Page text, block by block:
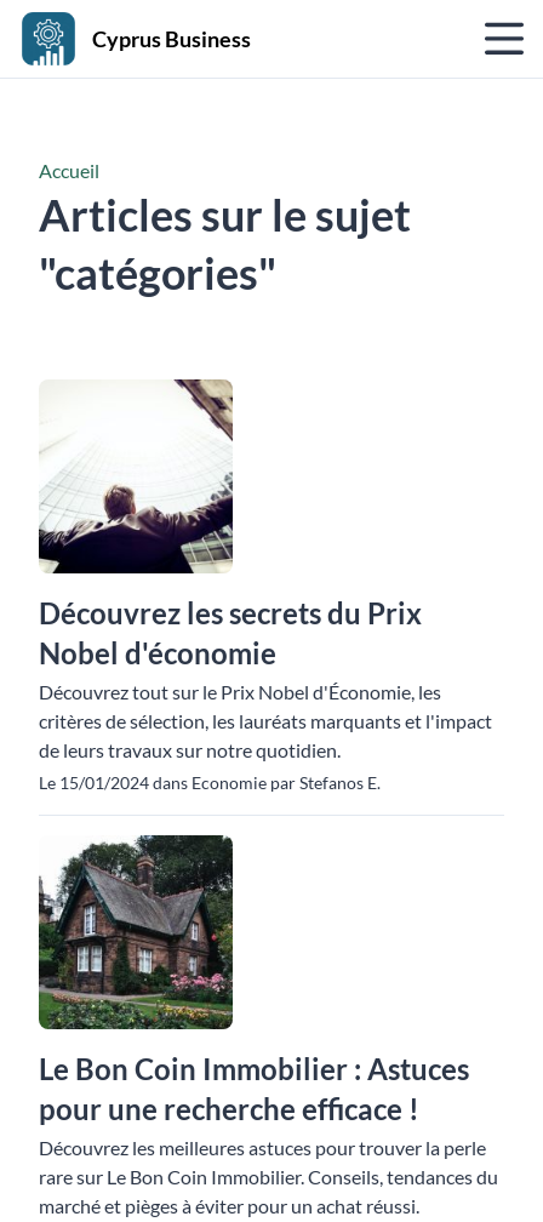
Cyprus Business
Accueil
Articles sur le sujet
"catégories"
Découvrez les secrets du Prix
Nobel d'économie
Découvrez tout sur le Prix Nobel d'Économie, les
critères de sélection, les lauréats marquants et l'impact
de leurs travaux sur notre quotidien.
Le 15/01/2024 dans Economie par Stefanos E.
Le Bon Coin Immobilier : Astuces
pour une recherche efficace !
Découvrez les meilleures astuces pour trouver la perle
rare sur Le Bon Coin Immobilier. Conseils, tendances du
marché et pièges à éviter pour un achat réussi.